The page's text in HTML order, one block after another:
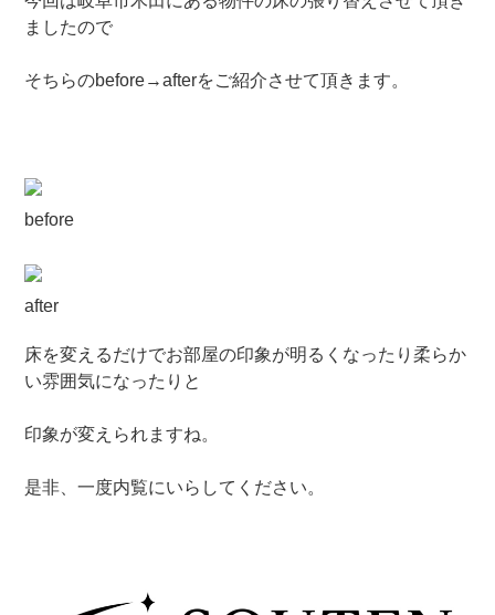
ましたので
そちらのbefore→afterをご紹介させて頂きます。
before
after
床を変えるだけでお部屋の印象が明るくなったり柔らか
い雰囲気になったりと
印象が変えられますね。
是非、一度内覧にいらしてください。